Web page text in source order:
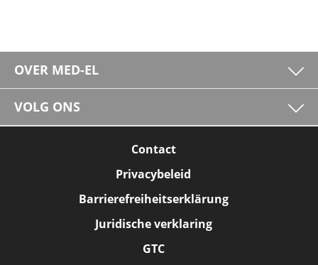
OVER MED-EL
VOLG ONS
Contact
Privacybeleid
Barrierefreiheitserklärung
Juridische verklaring
GTC